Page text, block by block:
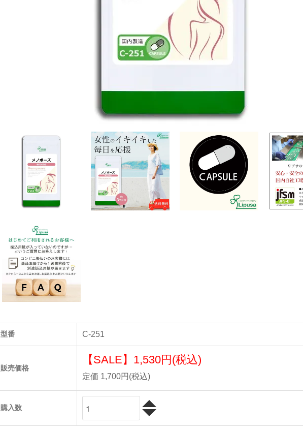
型番 C-251
販売価格
【SALE】 1,530円(税込)
定価 1,700円(税込)
購入数